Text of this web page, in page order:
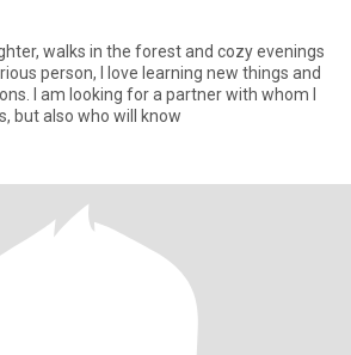
walks in the forest and cozy evenings
person, I love learning new things and
I am looking for a partner with whom I
but also who will know